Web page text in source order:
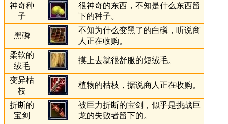
神奇种
子
很神奇的东西，不知是什么东西留
下的种子。
黑磷
不知为什么变黑了的白磷，听说商
人正在收购。
柔软的
绒毛
摸上去就很舒服的短绒毛。
变异枯
枝
植物的枯枝，据说商人正在收购。
折断的
宝剑
被巨力折断的宝剑，似乎是挑战巨
龙的失败者留下的。